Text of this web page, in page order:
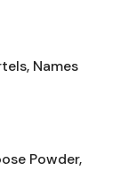
Names
Powder,